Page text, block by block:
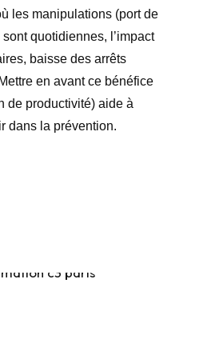
les manipulations (port de
quotidiennes, l’impact
baisse des arrêts
en avant ce bénéfice
de productivité) aide à
dans la prévention.